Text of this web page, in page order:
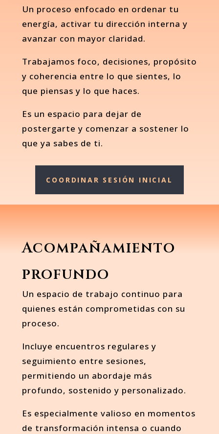
Un proceso enfocado en ordenar tu
energía, activar tu dirección interna y
avanzar con mayor claridad.
Trabajamos foco, decisiones, propósito
y coherencia entre lo que sientes, lo
que piensas y lo que haces.
Es un espacio para dejar de
postergarte y comenzar a sostener lo
que ya sabes de ti.
COORDINAR SESIÓN INICIAL
Acompañamiento
profundo
Un espacio de trabajo continuo para
quienes están comprometidas con su
proceso.
Incluye encuentros regulares y
seguimiento entre sesiones,
permitiendo un abordaje más
profundo, sostenido y personalizado.
Es especialmente valioso en momentos
de transformación intensa o cuando